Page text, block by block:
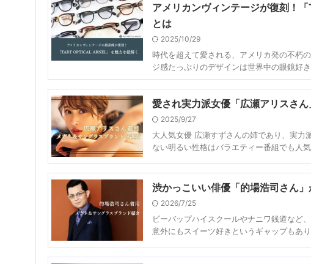
アメリカンヴィンテージが復刻！
とは
2025/10/29
時代を超えて愛される、アメリカ発の不朽
ジ感たっぷりのデザインは世界中の眼鏡好
愛され実力派女優「広瀬アリスさ
2025/9/27
大人気女優 広瀬すずさんの姉であり、実力
ない明るい性格はバラエティー番組でも人
渋かっこいい俳優「的場浩司さん
2026/7/25
ビーバップハイスクールやナニワ銭道など
意外にもスイーツ好きというギャップもあ